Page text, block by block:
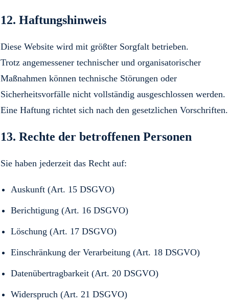
12. Haftungshinweis
Diese Website wird mit größter Sorgfalt betrieben.
Trotz angemessener technischer und organisatorischer
Maßnahmen können technische Störungen oder
Sicherheitsvorfälle nicht vollständig ausgeschlossen werden.
Eine Haftung richtet sich nach den gesetzlichen Vorschriften.
13. Rechte der betroffenen Personen
Sie haben jederzeit das Recht auf:
Auskunft (Art. 15 DSGVO)
Berichtigung (Art. 16 DSGVO)
Löschung (Art. 17 DSGVO)
Einschränkung der Verarbeitung (Art. 18 DSGVO)
Datenübertragbarkeit (Art. 20 DSGVO)
Widerspruch (Art. 21 DSGVO)